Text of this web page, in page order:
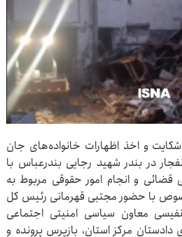
و اخذ اظهارات خانواده‌های جان
در بندر شهید رجایی بندرعباس با
و انجام امور حقوقی مربوط به
با حضور مجتبی قهرمانی رئیس کل
معاون سیاسی امنیتی اجتماعی
دادستان مرکز استان، بازپرس پرونده و